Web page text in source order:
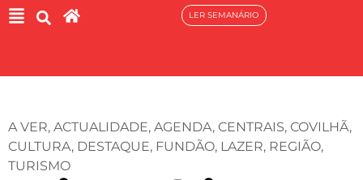
LER SEMANÁRIO
A VER, ACTUALIDADE, AGENDA, CENTRAIS, COVILHÃ,
CULTURA, DESTAQUE, FUNDÃO, LAZER, REGIÃO,
TURISMO